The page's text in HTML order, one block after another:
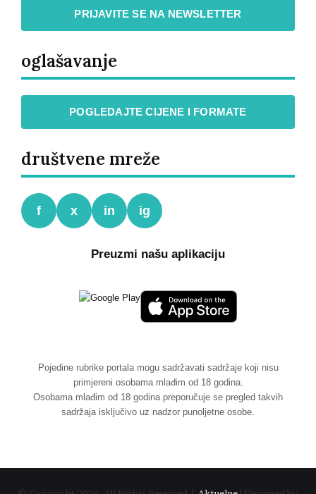
PRIJAVITE SE NA NEWSLETTER
oglašavanje
POGLEDAJTE CIJENE I FORMATE
društvene mreže
f x in ig
Preuzmi našu aplikaciju
Pojedine rubrike portala mogu sadržavati sadržaje koji nisu
primjereni osobama mlađim od 18 godina.
Osobama mlađim od 18 godina preporučuje se pregled takvih
sadržaja isključivo uz nadzor punoljetne osobe.